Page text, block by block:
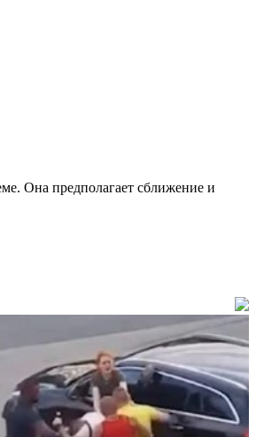
Она предполагает сближение и